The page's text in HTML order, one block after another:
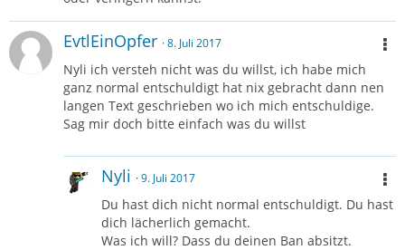
EvtlEinOpfer 8. Juli 2017
Nyli ich versteh nicht was du willst, ich habe mich
ganz normal entschuldigt hat nix gebracht dann nen
langen Text geschrieben wo ich mich entschuldige.
Sag mir doch bitte einfach was du willst
Nyli 9. Juli 2017
Du hast dich nicht normal entschuldigt. Du hast
dich lächerlich gemacht.
Was ich will? Dass du deinen Ban absitzt.